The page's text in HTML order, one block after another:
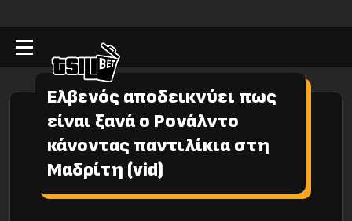
Ελβενός αποδεικνύει πως
είναι ξανά ο Ρονάλντο
κάνοντας παντιλίκια στη
Μαδρίτη (vid)